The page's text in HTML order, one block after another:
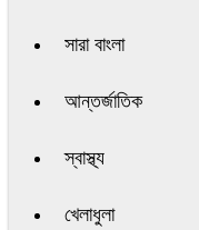
সারা বাংলা
আন্তর্জাতিক
স্বাস্থ্য
খেলাধুলা